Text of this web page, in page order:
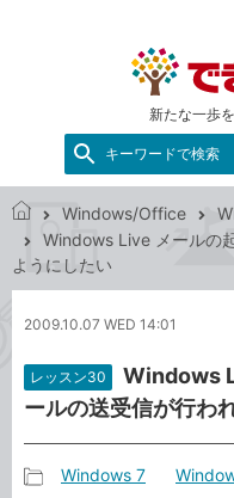
新たな一歩
キーワードで検索
で
き
ッ
Windows/Office
Windows Live メールの
ようにしたい
2009.10.07 WED 14:01
レッスン30
Windows
ールの送受信が行わ
Windows 7